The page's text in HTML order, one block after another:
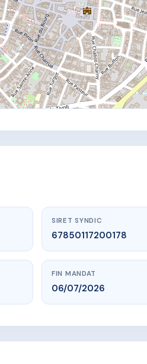
SIRET SYNDIC
67850117200178
FIN MANDAT
06/07/2026